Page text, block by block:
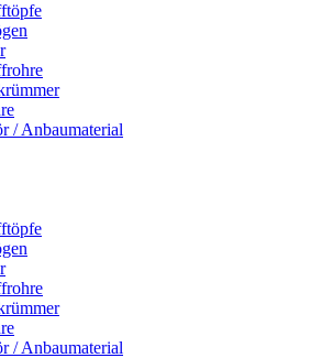
/ Anbaumaterial
/ Anbaumaterial